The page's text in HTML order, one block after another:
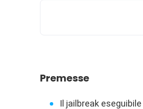
Premesse
Il jailbreak